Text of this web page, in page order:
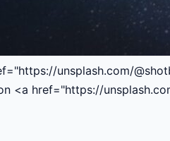
unsplash.com/
<a href="https://